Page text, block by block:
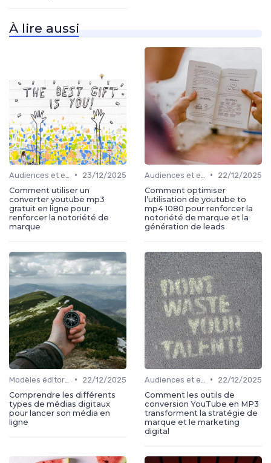
À lire aussi
•
23/12/2025
Comment utiliser un
converter youtube mp3
gratuit en ligne pour
renforcer la notoriété de
marque
•
22/12/2025
Comment optimiser
l’utilisation de youtube to
mp4 1080 pour renforcer la
notoriété de marque et la
génération de leads
•
22/12/2025
Comprendre les différents
types de médias digitaux
pour lancer son média en
ligne
•
22/12/2025
Comment les outils de
conversion YouTube en MP3
transforment la stratégie de
marque et le marketing
digital